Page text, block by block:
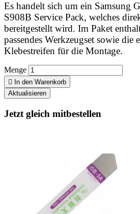
Es handelt sich um ein Samsung
S908B Service Pack, welches
bereitgestellt wird. Im Paket
passendes Werkzeugset sowie die
Klebestreifen für die Montage.
Menge
 In den Warenkorb
Jetzt gleich mitbestellen